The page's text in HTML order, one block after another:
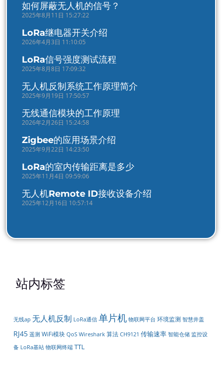
如何屏蔽无人机的信号？
2025年8月11日 15:27:22
LoRa继电器开关介绍
2026年4月3日 11:10:05
LoRa信号强度测试流程
2025年8月8日 17:09:32
无人机反制系统工作原理简介
2025年9月19日 17:50:57
无线通信模块的工作原理
2026年2月26日 15:24:58
Zigbee的应用场景介绍
2025年9月22日 14:23:50
LoRa的室内传输距离是多少
2025年11月4日 09:59:06
无人机Remote ID接收设备介绍
2025年12月16日 10:57:14
站内标签
无线ap 无人机反制 LoRa通信 单片机 物联网平台 环境监测 智慧井盖
RJ45 遥测 WiFi模块 QoS Wireshark 算法 CH9121 传输速率 智能仓储 监控设
备 LoRa基站 物联网终端 TTL